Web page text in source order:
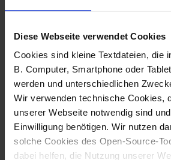
Diese Webseite verwendet Cookies
Cookies sind kleine Textdateien, die
B. Computer, Smartphone oder
werden und unterschiedlichen
Wir verwenden technische Cookies,
unserer Webseite notwendig sind
Einwilligung benötigen. Wir nutzen
solche Cookies des Open-Source-
dabei helfen, die Nutzung unserer
Fotografo: Lorenz
Sternbach
Download